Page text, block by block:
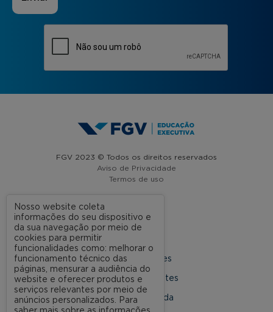
FGV 2023 © Todos os direitos reservados
Aviso de Privacidade
Termos de uso
A FGV
Nossas Unidades
Dúvidas Frequentes
Rede Conveniada
Nosso website coleta
informações do seu dispositivo e
da sua navegação por meio de
cookies para permitir
funcionalidades como: melhorar o
funcionamento técnico das
páginas, mensurar a audiência do
website e oferecer produtos e
serviços relevantes por meio de
anúncios personalizados. Para